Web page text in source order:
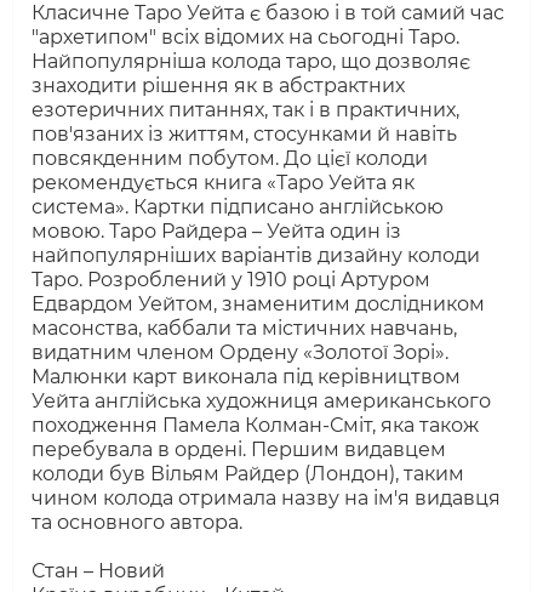
Класичне Таро Уейта є базою і в той самий час
"архетипом" всіх відомих на сьогодні Таро.
Найпопулярніша колода таро, що дозволяє
знаходити рішення як в абстрактних
езотеричних питаннях, так і в практичних,
пов'язаних із життям, стосунками й навіть
повсякденним побутом. До цієї колоди
рекомендується книга «Таро Уейта як
система». Картки підписано англійською
мовою. Таро Райдера – Уейта один із
найпопулярніших варіантів дизайну колоди
Таро. Розроблений у 1910 році Артуром
Едвардом Уейтом, знаменитим дослідником
масонства, каббали та містичних навчань,
видатним членом Ордену «Золотої Зорі».
Малюнки карт виконала під керівництвом
Уейта англійська художниця американського
походження Памела Колман-Сміт, яка також
перебувала в ордені. Першим видавцем
колоди був Вільям Райдер (Лондон), таким
чином колода отримала назву на ім'я видавця
та основного автора.
Стан – Новий